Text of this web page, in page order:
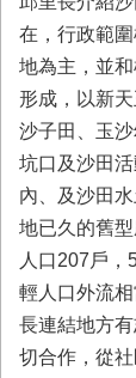
在，行政範
地為主，並
形成，以新
沙子田、玉
坑口及沙田
內、及沙田
地已久的舊
人口207戶
輕人口外流
長連結地方
切合作，從